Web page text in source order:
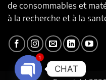
de consommables et
à la recherche et à la
CHAT
1